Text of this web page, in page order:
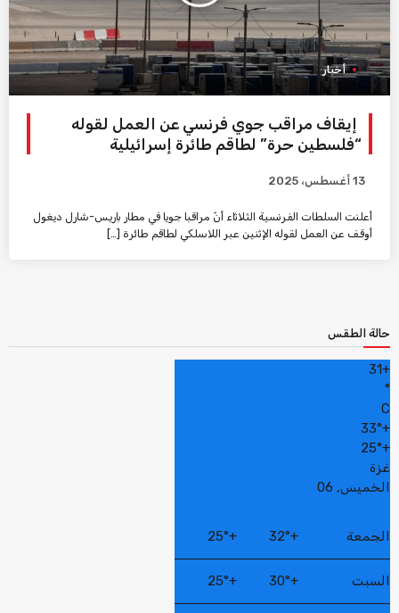
أخبار
إيقاف مراقب جوي فرنسي عن العمل لقوله
“فلسطين حرة” لطاقم طائرة إسرائيلية
13 أغسطس، 2025
أعلنت السلطات الفرنسية الثلاثاء أنّ مراقبا جويا في مطار باريس-شارل ديغول
أوقف عن العمل لقوله الإثنين عبر اللاسلكي لطاقم طائرة […]
حالة الطقس
+
31
°
C
+
33°
+
25°
غزة
الخميس, 06
الجمعة +
32°
+
25°
السبت +
30°
+
25°